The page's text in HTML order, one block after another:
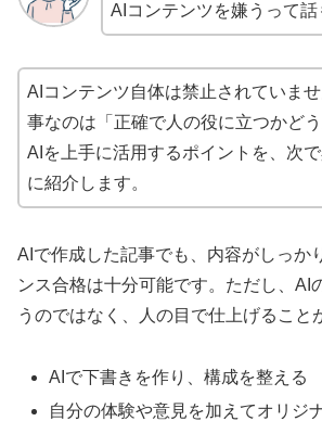
AIコンテンツを嫌うって
AIコンテンツ自体は禁止されていま
事なのは「正確で人の役に立つかどう
AIを上手に活用するポイントを、次
に紹介します。
AIで作成した記事でも、内容がしっか
ンス合格は十分可能です。ただし、AI
うのではなく、人の目で仕上げること
AIで下書きを作り、構成を整える
自分の体験や意見を加えてオリジ